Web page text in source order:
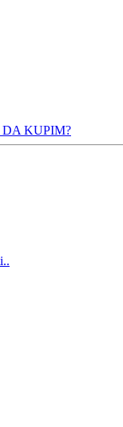
DA KUPIM?